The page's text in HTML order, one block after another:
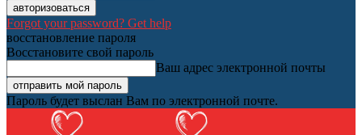
Forgot your password? Get help
восстановление пароля
Восстановите свой пароль
Ваш адрес электронной почты
Пароль будет выслан Вам по электронной почте.